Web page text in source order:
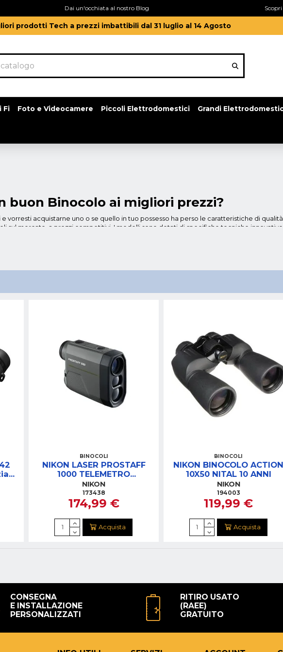
Dai un'occhiata al nostro Blog
prodotti Tech a prezzi imbattibili dal 31 luglio al 14 Agosto
Fi Foto e Videocamere Piccoli Elettrodomestici Grandi
buon Binocolo ai migliori prezzi?
vorresti acquistarne uno o se quello in tuo possesso ha perso le caratteristiche di
sul mercato, a prezzi competitivi. I modelli sono dotati di specifiche tecniche
degli ultimi prodotti messi in commercio da Nikon, con caratteristiche ottiche di
, il
ottici sono realizzati in vetro "Eco Glass", privi di arsenico e piombo. Il suo punto di forza
L'apparecchio è fornito di treppiedi (compreso nella confezione), ideale per favorire
BINOCOLI
NIKON LASER PROSTAFF
1000 TELEMETRO
PORTATILE
NIKON
173438
174,99 €
Acquista
BINOCOLI
NIKON BINOCOLO ACTION
10X50 NITAL 10 ANNI
NIKON
194003
119,99 €
Acquista
CONSEGNA
E INSTALLAZIONE
PERSONALIZZATI
RITIRO USATO
(RAEE)
GRATUITO